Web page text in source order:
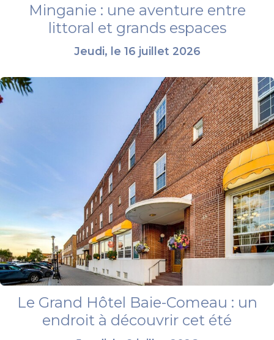
Minganie : une aventure entre
littoral et grands espaces
Jeudi, le 16 juillet 2026
Le Grand Hôtel Baie-Comeau : un
endroit à découvrir cet été